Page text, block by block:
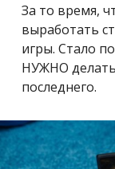
За то время,
выработать
игры. Стало
НУЖНО
последнего.